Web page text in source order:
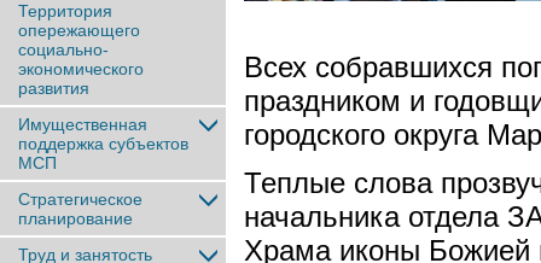
Территория
опережающего
социально-
экономического
развития
Имущественная
поддержка субъектов
МСП
Стратегическое
планирование
Труд и занятость
Всех собравшихся
праздником и
городского округа
Теплые слова
начальника отдела
Храма иконы Божией